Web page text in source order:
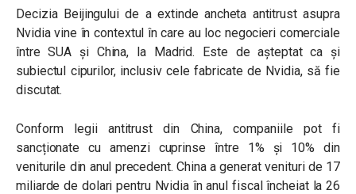
Decizia Beijingului de a extinde ancheta antitrust asupra
Nvidia vine în contextul în care au loc negocieri comerciale
între SUA și China, la Madrid. Este de așteptat ca și
subiectul cipurilor, inclusiv cele fabricate de Nvidia, să fie
discutat.
Conform legii antitrust din China, companiile pot fi
sancționate cu amenzi cuprinse între 1% și 10% din
veniturile din anul precedent. China a generat venituri de 17
miliarde de dolari pentru Nvidia în anul fiscal încheiat la 26